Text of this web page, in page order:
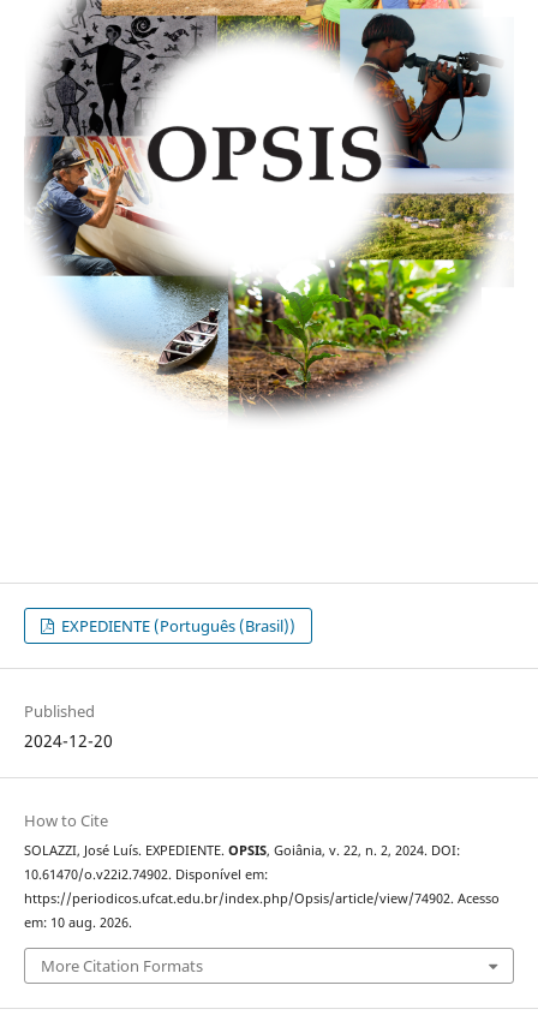
EXPEDIENTE (Português (Brasil))
Published
2024-12-20
How to Cite
SOLAZZI, José Luís. EXPEDIENTE. OPSIS, Goiânia, v. 22, n. 2, 2024. DOI:
10.61470/o.v22i2.74902. Disponível em:
https://periodicos.ufcat.edu.br/index.php/Opsis/article/view/74902. Acesso
em: 10 aug. 2026.
More Citation Formats